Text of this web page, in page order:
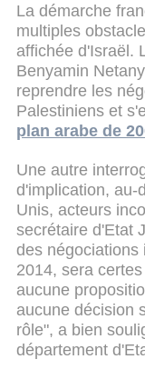
La démarche
multiples
affichée d'Israël.
Benyamin
reprendre les
Palestiniens et
plan arabe de
Une autre
d'implication, au-
Unis, acteurs
secrétaire d'Etat
des négociations
2014, sera
aucune
aucune décision
rôle", a bien
département